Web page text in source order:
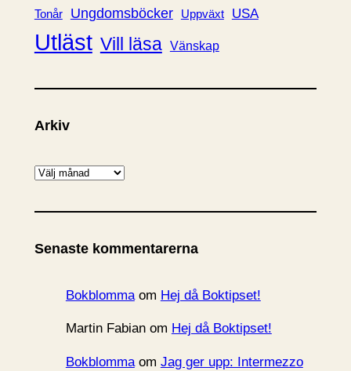
Tonår Ungdomsböcker Uppväxt USA
Utläst Vill läsa Vänskap
Arkiv
A
k
v
Senaste kommentarerna
Bokblommaom Hej då Boktipset!
Martin Fabianom Hej då Boktipset!
Bokblommaom Jag ger upp: Intermezzo